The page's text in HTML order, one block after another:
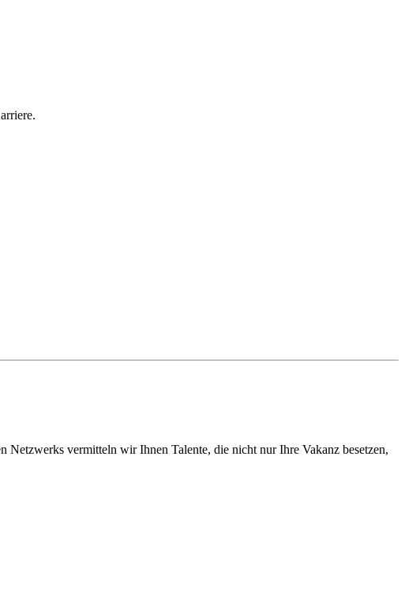
Netzwerks vermitteln wir Ihnen Talente, die nicht nur Ihre Vakanz besetzen,